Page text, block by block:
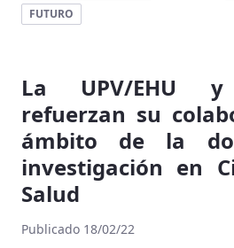
FUTURO
La UPV/EHU y
refuerzan su
ámbito de la
investigación en
Salud
Publicado 18/02/22